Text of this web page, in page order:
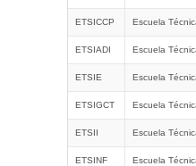
ETSICCP Escuela
ETSIADI Escuela
ETSIE Escuela
ETSIGCT Escuela
ETSII Escuela
ETSINF Escuela